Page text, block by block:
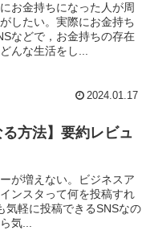
お金持ちになった人が周
したい。実際にお金持ち
などで，お金持ちの存在
んな生活をし...
2024.01.17
方法】要約レビュ
が増えない。ビジネスア
ンスタって何を投稿すれ
気軽に投稿できるSNSなの
気...